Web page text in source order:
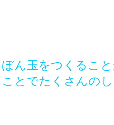
ん玉をつくるこ
とでたくさんの